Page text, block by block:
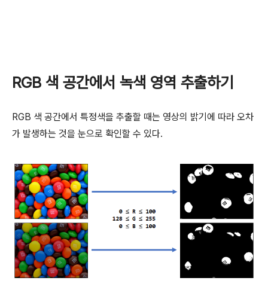
RGB 색 공간에서 녹색 영역 추출하기
RGB 색 공간에서 특정색을 추출할 때는 영상의 밝기에 따라 오차
가 발생하는 것을 눈으로 확인할 수 있다.